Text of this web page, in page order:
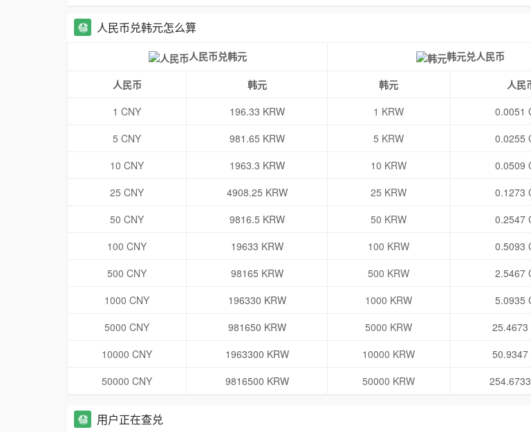
人民币兑韩元怎么算
人民币兑韩元 韩元兑人民币
人民币 韩元 韩元
人民
1 CNY
196.33 KRW 1 KRW
0.0051
5 CNY
981.65 KRW 5 KRW
0.0255
10 CNY
1963.3 KRW 10 KRW
0.0509
25 CNY
4908.25 KRW 25 KRW
0.1273
50 CNY
9816.5 KRW 50 KRW
0.2547
100 CNY
19633 KRW 100 KRW
0.5093
500 CNY
98165 KRW 500 KRW
2.5467
1000 CNY
196330 KRW 1000 KRW
5.0935
5000 CNY
981650 KRW 5000 KRW
25.4673
10000 CNY
1963300 KRW 10000 KRW
50.9347
50000 CNY
9816500 KRW 50000 KRW
用户正在查兑